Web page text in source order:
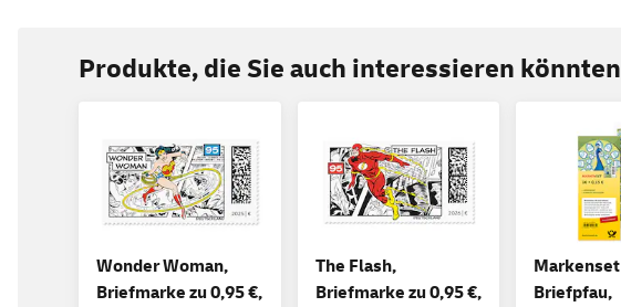
Produkte, die Sie auch interessieren könnten
Wonder Woman,
Briefmarke zu 0,95 €,
The Flash,
Briefmarke zu 0,95 €,
Markenset
Briefpfau,